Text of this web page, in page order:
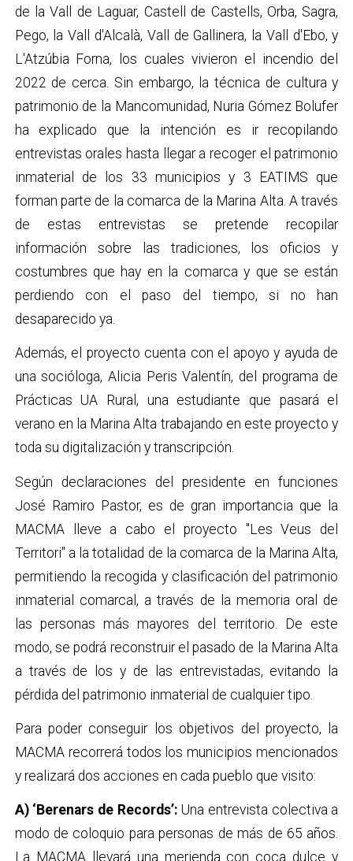
de la Vall de Laguar, Castell de Castells, Orba, Sagra,
Pego, la Vall d'Alcalà, Vall de Gallinera, la Vall d'Ebo, y
L'Atzúbia Forna, los cuales vivieron el incendio del
2022 de cerca. Sin embargo, la técnica de cultura y
patrimonio de la Mancomunidad, Nuria Gómez Bolufer
ha explicado que la intención es ir recopilando
entrevistas orales hasta llegar a recoger el patrimonio
inmaterial de los 33 municipios y 3 EATIMS que
forman parte de la comarca de la Marina Alta. A través
de estas entrevistas se pretende recopilar
información sobre las tradiciones, los oficios y
costumbres que hay en la comarca y que se están
perdiendo con el paso del tiempo, si no han
desaparecido ya.
Además, el proyecto cuenta con el apoyo y ayuda de
una socióloga, Alicia Peris Valentín, del programa de
Prácticas UA Rural, una estudiante que pasará el
verano en la Marina Alta trabajando en este proyecto y
toda su digitalización y transcripción.
Según declaraciones del presidente en funciones
José Ramiro Pastor, es de gran importancia que la
MACMA lleve a cabo el proyecto "Les Veus del
Territori" a la totalidad de la comarca de la Marina Alta,
permitiendo la recogida y clasificación del patrimonio
inmaterial comarcal, a través de la memoria oral de
las personas más mayores del territorio. De este
modo, se podrá reconstruir el pasado de la Marina Alta
a través de los y de las entrevistadas, evitando la
pérdida del patrimonio inmaterial de cualquier tipo.
Para poder conseguir los objetivos del proyecto, la
MACMA recorrerá todos los municipios mencionados
y realizará dos acciones en cada pueblo que visito:
A) ‘Berenars de Records’: Una entrevista colectiva a
modo de coloquio para personas de más de 65 años.
La MACMA llevará una merienda con coca dulce y